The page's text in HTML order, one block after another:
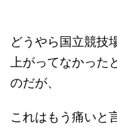
どうやら国立競技
上がってなかった
のだが、
これはもう痛いと